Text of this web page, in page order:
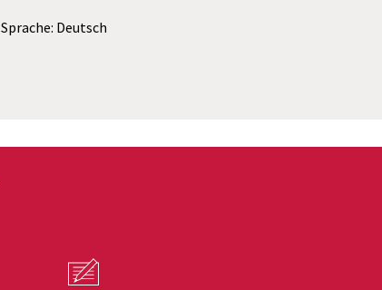
Sprache: Deutsch